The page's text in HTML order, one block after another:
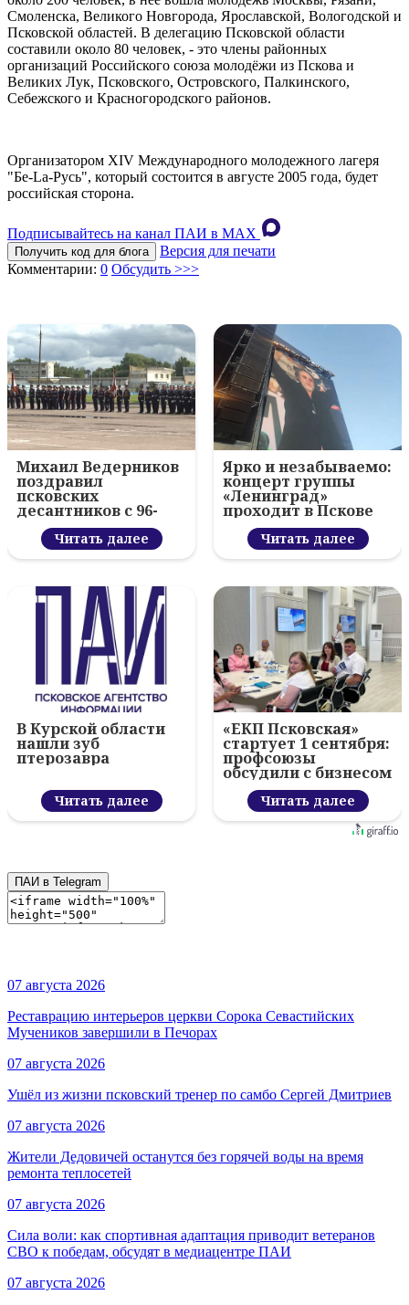
Смоленска, Великого Новгорода, Ярославской, Вологодской и
Псковской областей. В делегацию Псковской области
составили около 80 человек, - это члены районных
организаций Российского союза молодёжи из Пскова и
Великих Лук, Псковского, Островского, Палкинского,
Себежского и Красногородского районов.
Организатором XIV Международного молодежного лагеря
"Бе-La-Русь", который состоится в августе 2005 года, будет
российская сторона.
Подписывайтесь на канал ПАИ в MAХ
Получить код для блога
Версия для печати
Комментарии: 0 Обсудить >>>
Михаил Ведерников
поздравил
псковских
десантников с 96-
летием ВДВ и
вручил награды
Читать далее
Ярко и незабываемо:
концерт группы
«Ленинград»
проходит в Пскове
Читать далее
В Курской области
нашли зуб
птерозавра
Читать далее
«ЕКП Псковская»
стартует 1 сентября:
профсоюзы
обсудили с бизнесом
новый цифровой
проектЧитать далее
ПАИ в Telegram
07 августа 2026
Реставрацию интерьеров церкви Сорока Севастийских
Мучеников завершили в Печорах
07 августа 2026
Ушёл из жизни псковский тренер по самбо Сергей Дмитриев
07 августа 2026
Жители Дедовичей останутся без горячей воды на время
ремонта теплосетей
07 августа 2026
Сила воли: как спортивная адаптация приводит ветеранов
СВО к победам, обсудят в медиацентре ПАИ
07 августа 2026